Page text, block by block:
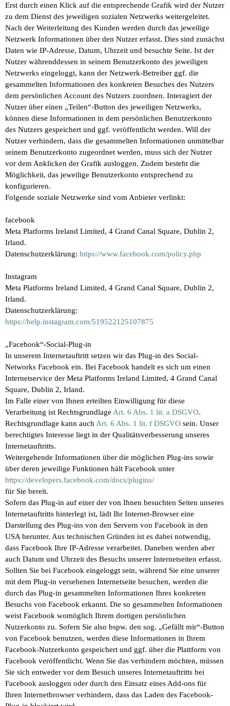
Erst durch einen Klick auf die entsprechende Grafik wird der Nutzer
zu dem Dienst des jeweiligen sozialen Netzwerks weitergeleitet.
Nach der Weiterleitung des Kunden werden durch das jeweilige
Netzwerk Informationen über den Nutzer erfasst. Dies sind zunächst
Daten wie IP-Adresse, Datum, Uhrzeit und besuchte Seite. Ist der
Nutzer währenddessen in seinem Benutzerkonto des jeweiligen
Netzwerks eingeloggt, kann der Netzwerk-Betreiber ggf. die
gesammelten Informationen des konkreten Besuches des Nutzers
dem persönlichen Account des Nutzers zuordnen. Interagiert der
Nutzer über einen „Teilen“-Button des jeweiligen Netzwerks,
können diese Informationen in dem persönlichen Benutzerkonto
des Nutzers gespeichert und ggf. veröffentlicht werden. Will der
Nutzer verhindern, dass die gesammelten Informationen unmittelbar
seinem Benutzerkonto zugeordnet werden, muss sich der Nutzer
vor dem Anklicken der Grafik ausloggen. Zudem besteht die
Möglichkeit, das jeweilige Benutzerkonto entsprechend zu
konfigurieren.
Folgende soziale Netzwerke sind vom Anbieter verlinkt:
facebook
Meta Platforms Ireland Limited, 4 Grand Canal Square, Dublin 2,
Irland.
Datenschutzerklärung: https://www.facebook.com/policy.php
Instagram
Meta Platforms Ireland Limited, 4 Grand Canal Square, Dublin 2,
Irland.
Datenschutzerklärung:
https://help.instagram.com/519522125107875
„Facebook“-Social-Plug-in
In unserem Internetauftritt setzen wir das Plug-in des Social-
Networks Facebook ein. Bei Facebook handelt es sich um einen
Internetservice der Meta Platforms Ireland Limited, 4 Grand Canal
Square, Dublin 2, Irland.
Im Falle einer von Ihnen erteilten Einwilligung für diese
Verarbeitung ist Rechtsgrundlage Art. 6 Abs. 1 lit. a DSGVO.
Rechtsgrundlage kann auch Art. 6 Abs. 1 lit. f DSGVO sein. Unser
berechtigtes Interesse liegt in der Qualitätsverbesserung unseres
Internetauftritts.
Weitergehende Informationen über die möglichen Plug-ins sowie
über deren jeweilige Funktionen hält Facebook unter
https://developers.facebook.com/docs/plugins/
für Sie bereit.
Sofern das Plug-in auf einer der von Ihnen besuchten Seiten unseres
Internetauftritts hinterlegt ist, lädt Ihr Internet-Browser eine
Darstellung des Plug-ins von den Servern von Facebook in den
USA herunter. Aus technischen Gründen ist es dabei notwendig,
dass Facebook Ihre IP-Adresse verarbeitet. Daneben werden aber
auch Datum und Uhrzeit des Besuchs unserer Internetseiten erfasst.
Sollten Sie bei Facebook eingeloggt sein, während Sie eine unserer
mit dem Plug-in versehenen Internetseite besuchen, werden die
durch das Plug-in gesammelten Informationen Ihres konkreten
Besuchs von Facebook erkannt. Die so gesammelten Informationen
weist Facebook womöglich Ihrem dortigen persönlichen
Nutzerkonto zu. Sofern Sie also bspw. den sog. „Gefällt mir“-Button
von Facebook benutzen, werden diese Informationen in Ihrem
Facebook-Nutzerkonto gespeichert und ggf. über die Plattform von
Facebook veröffentlicht. Wenn Sie das verhindern möchten, müssen
Sie sich entweder vor dem Besuch unseres Internetauftritts bei
Facebook ausloggen oder durch den Einsatz eines Add-ons für
Ihren Internetbrowser verhindern, dass das Laden des Facebook-